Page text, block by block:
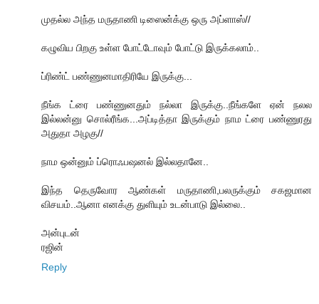
முதல்ல அந்த மருதாணி டிஸைன்க்கு ஒரு அப்ளாஸ்//
கழுவிய பிறகு உள்ள போட்டோவும் போட்டு இருக்கலாம்..
ப்ரிண்ட் பண்ணுனமாதிரியே இருக்கு...
நீங்க ட்ரை பண்ணுனதும் நல்லா இருக்கு..நீங்களே ஏன் நலல
இல்லன்னு சொல்ரீங்க...அப்டித்தா இருக்கும் நாம ட்ரை பண்ணுரது
அதுதா அழகு//
நாம ஒன்னும் ப்ரொஃபஷனல் இல்லதானே..
இந்த தெருவோர ஆண்கள் மருதாணி,பலருக்கும் சகஜமான
விசயம்..ஆனா எனக்கு துளியும் உடன்பாடு இல்லை..
அன்புடன்
ரஜின்
Reply